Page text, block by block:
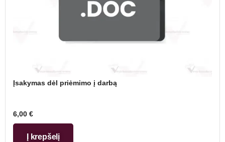
Įsakymas dėl priėmimo į darbą
6,00 €
Į krepšelį